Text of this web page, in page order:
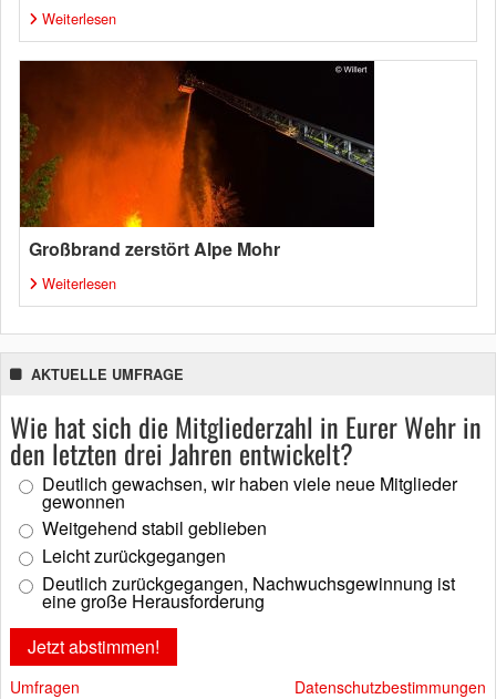
Weiterlesen
Großbrand zerstört Alpe Mohr
Weiterlesen
AKTUELLE UMFRAGE
Wie hat sich die Mitgliederzahl in Eurer Wehr in
den letzten drei Jahren entwickelt?
Deutlich gewachsen, wir haben viele neue Mitglieder
gewonnen
Weitgehend stabil geblieben
Leicht zurückgegangen
Deutlich zurückgegangen, Nachwuchsgewinnung ist
eine große Herausforderung
Umfragen Datenschutzbestimmungen